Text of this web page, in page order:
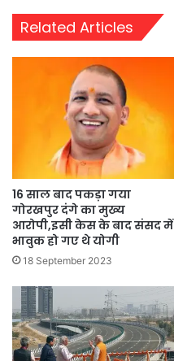
Related Articles
16 साल बाद पकड़ा गया
गोरखपुर दंगे का मुख्य
आरोपी,इसी केस के बाद संसद में
भावुक हो गए थे योगी
18 September 2023